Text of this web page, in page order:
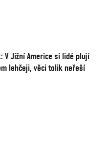
V Jižní Americe si lidé plují
lehčeji, věci tolik neřeší